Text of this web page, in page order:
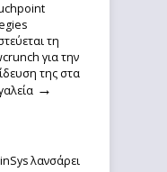
τη
για την
της στα
→
λανσάρει